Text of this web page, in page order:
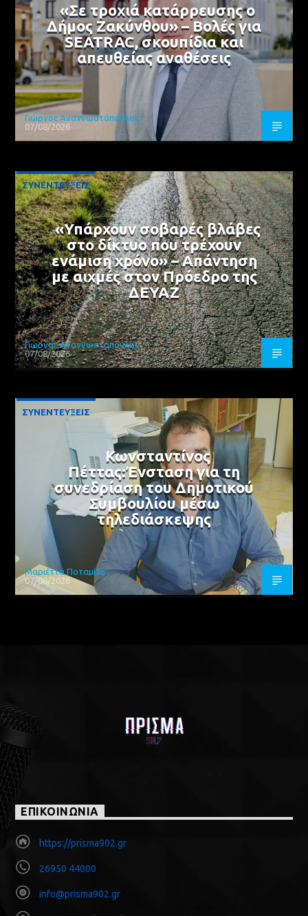
«Σε τροχιά κατάρρευσης ο
Δήμος Ζακύνθου» – Βολές για
SEATRAC, σκουπίδια και
απευθείας αναθέσεις
Γιώργος Αναγνωστόπουλος
07/08/2026
ΣΥΝΕΝΤΕΥΞΕΙΣ
«Υπάρχουν σοβαρές βλάβες
στο δίκτυο που τρέχουν
ενάμιση χρόνο» – Απάντηση
με αιχμές στον Πρόεδρο της
ΔΕΥΑΖ
Γιώργος Αναγνωστόπουλος
07/08/2026
ΣΥΝΕΝΤΕΥΞΕΙΣ
Κωνσταντίνος
Πέττας:Ένσταση για τη
συνεδρίαση του Δημοτικού
Συμβουλίου μέσω
τηλεδιάσκεψης
Μαριέττα Ποταμίτη
07/08/2026
ΕΠΙΚΟΙΝΩΝΙΑ
https://prisma902.gr
26950 44000
info@prisma902.gr